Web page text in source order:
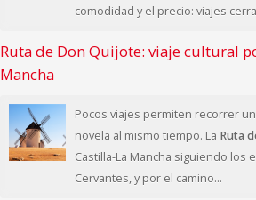
comodidad y el precio: viajes
Ruta de Don Quijote: viaje cultural
Mancha
Pocos viajes permiten recorrer
novela al mismo tiempo. La Ruta
Castilla-La Mancha siguiendo los
Cervantes, y por el camino...